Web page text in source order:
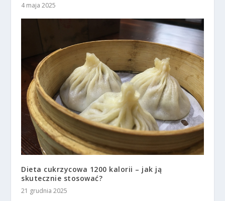
4 maja 2025
Dieta cukrzycowa 1200 kalorii – jak ją
skutecznie stosować?
21 grudnia 2025